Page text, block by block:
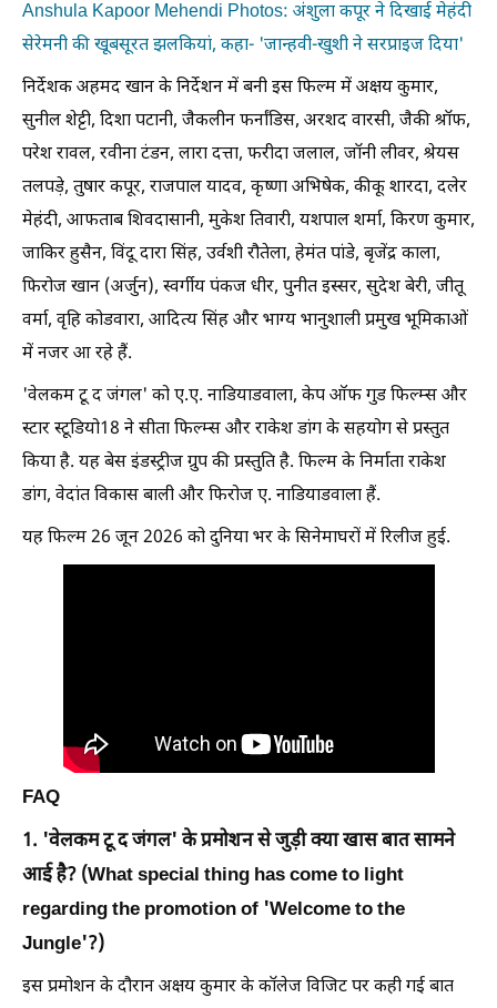
Anshula Kapoor Mehendi Photos: अंशुला कपूर ने दिखाई मेहंदी
सेरेमनी की खूबसूरत झलकियां, कहा- 'जान्हवी-खुशी ने सरप्राइज दिया'
निर्देशक अहमद खान के निर्देशन में बनी इस फिल्म में अक्षय कुमार,
सुनील शेट्टी, दिशा पटानी, जैकलीन फर्नांडिस, अरशद वारसी, जैकी श्रॉफ,
परेश रावल, रवीना टंडन, लारा दत्ता, फरीदा जलाल, जॉनी लीवर, श्रेयस
तलपड़े, तुषार कपूर, राजपाल यादव, कृष्णा अभिषेक, कीकू शारदा, दलेर
मेहंदी, आफताब शिवदासानी, मुकेश तिवारी, यशपाल शर्मा, किरण कुमार,
जाकिर हुसैन, विंदू दारा सिंह, उर्वशी रौतेला, हेमंत पांडे, बृजेंद्र काला,
फिरोज खान (अर्जुन), स्वर्गीय पंकज धीर, पुनीत इस्सर, सुदेश बेरी, जीतू
वर्मा, वृहि कोडवारा, आदित्य सिंह और भाग्य भानुशाली प्रमुख भूमिकाओं
में नजर आ रहे हैं.
'वेलकम टू द जंगल' को ए.ए. नाडियाडवाला, केप ऑफ गुड फिल्म्स और
स्टार स्टूडियो18 ने सीता फिल्म्स और राकेश डांग के सहयोग से प्रस्तुत
किया है. यह बेस इंडस्ट्रीज ग्रुप की प्रस्तुति है. फिल्म के निर्माता राकेश
डांग, वेदांत विकास बाली और फिरोज ए. नाडियाडवाला हैं.
यह फिल्म 26 जून 2026 को दुनिया भर के सिनेमाघरों में रिलीज हुई.
FAQ
1. 'वेलकम टू द जंगल' के प्रमोशन से जुड़ी क्या खास बात सामने
आई है? (What special thing has come to light
regarding the promotion of 'Welcome to the
Jungle'?)
इस प्रमोशन के दौरान अक्षय कुमार के कॉलेज विजिट पर कही गई बात